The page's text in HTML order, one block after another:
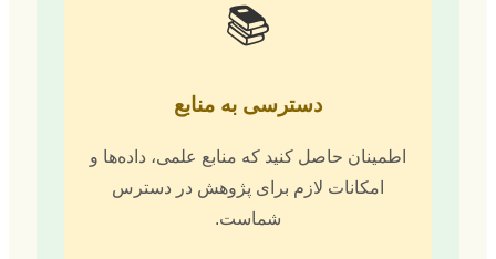
📚
دسترسی به منابع
اطمینان حاصل کنید که منابع علمی، داده‌ها و
امکانات لازم برای پژوهش در دسترس
شماست.